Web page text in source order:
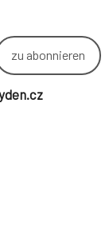
zu abonnieren